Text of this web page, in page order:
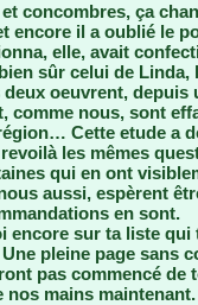
concombres, ça
encore il a oublié le
elle, avait
sûr celui de Linda,
deux oeuvrent, depuis
comme nous, sont
Cette etude a
les mêmes
qui en ont
aussi, espèrent
en sont.
encore sur ta liste
pleine page sans
pas commencé
nos mains